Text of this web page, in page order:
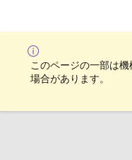
このページの一部は
場合があります。